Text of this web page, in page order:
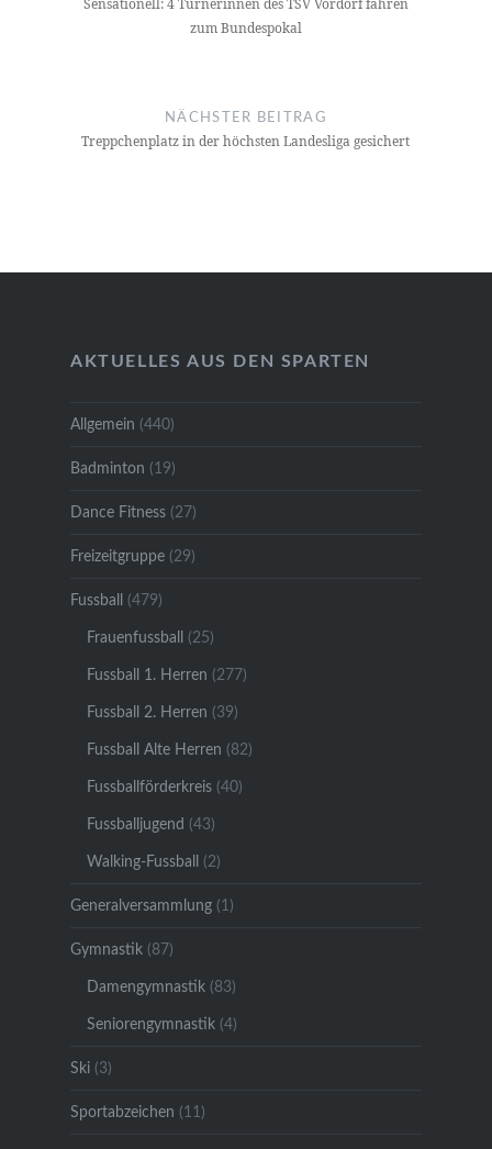
zum Bundespokal
NÄCHSTER BEITRAG
Treppchenplatz in der höchsten Landesliga gesichert
AKTUELLES AUS DEN SPARTEN
Allgemein (440)
Badminton (19)
Dance Fitness(27)
Freizeitgruppe(29)
Fussball (479)
Frauenfussball (25)
Fussball 1. Herren (277)
Fussball 2. Herren (39)
Fussball Alte Herren (82)
Fussballförderkreis(40)
Fussballjugend (43)
Walking-Fussball (2)
Generalversammlung(1)
Gymnastik(87)
Damengymnastik(83)
Seniorengymnastik(4)
Ski(3)
Sportabzeichen (11)